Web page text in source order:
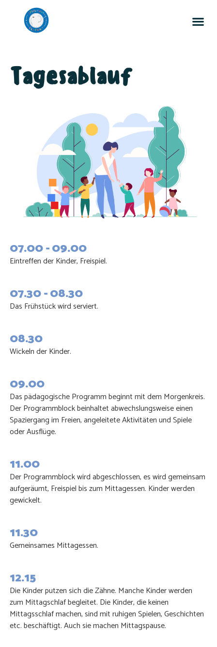
Tagesablauf
07.00 - 09.00
Eintreffen der Kinder, Freispiel.
07.30 - 08.30
Das Frühstück wird serviert.
08.30
Wickeln der Kinder.
09.00
Das pädagogische Programm beginnt mit dem Morgenkreis.
Der Programmblock beinhaltet abwechslungsweise einen
Spaziergang im Freien, angeleitete Aktivitäten und Spiele
oder Ausflüge.
11.00
Der Programmblock wird abgeschlossen, es wird gemeinsam
aufgeräumt, Freispiel bis zum Mittagessen. Kinder werden
gewickelt.
11.30
Gemeinsames Mittagessen.
12.15
Die Kinder putzen sich die Zähne. Manche Kinder werden
zum Mittagschlaf begleitet. Die Kinder, die keinen
Mittagsschlaf machen, sind mit ruhigen Spielen, Geschichten
etc. beschäftigt. Auch sie machen Mittagspause.